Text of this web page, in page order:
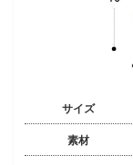
サイズ
素材